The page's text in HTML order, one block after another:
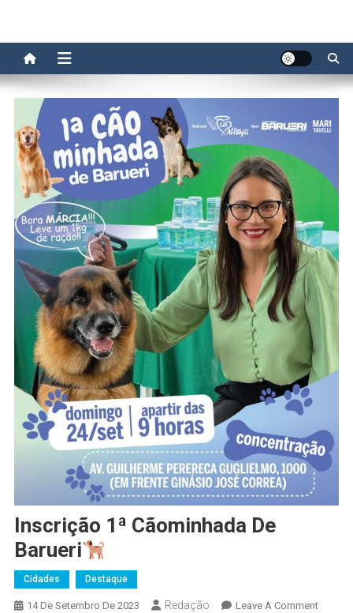
Inscrição 1ª Cãominhada De
Barueri
Cidades Destaque
14 De Setembro De 2023 Redação Leave A CommentOn